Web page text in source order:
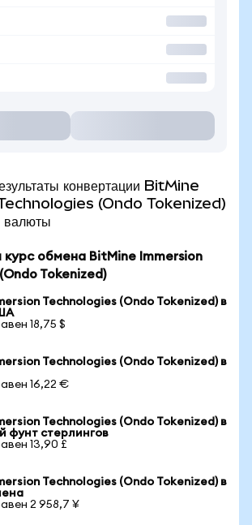
конвертации BitMine
(Ondo Tokenized)
валюты
обмена BitMine Immersion
Tokenized)
Technologies (Ondo Tokenized) в
18,75 $
Technologies (Ondo Tokenized) в
16,22 €
Technologies (Ondo Tokenized) в
фунт стерлингов
13,90 £
Technologies (Ondo Tokenized) в
2 958,7 ¥